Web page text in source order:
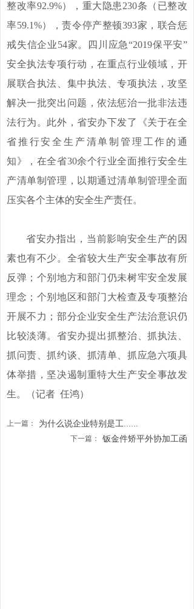
整改率92.9%），重大隐患230条（已整改
率59.1%），责令停产整顿393家，联合惩
戒失信企业54家。四川应急“2019保平安”
安全执法专项行动，在重点行业领域，开
展联合执法、集中执法、专项执法，攻坚
解决一批突出问题，依法惩治一批非法违
法行为。此外，省安办下发了《关于在全
省推行安全生产清单制管理工作的通
知》，在全省30余个行业全面推行安全生
产清单制管理，以期通过清单制管理全面
压实各个主体的安全生产责任。
省安办指出，当前影响安全生产的因
素也有不少。全省较大生产安全事故有所
反弹；个别地方和部门仍未树牢安全发展
理念；个别地区和部门大检查及专项整治
开展不力；部分企业安全生产法治意识仍
比较淡薄。省安办提出抓整治、抓执法、
抓问责、抓约谈、抓清单、抓应急六项具
体举措，坚决遏制重特大生产安全事故发
生。
（记者 任鸿）
上一篇： 为什么说企业特别是工......
下一篇： 钣金件矫平外协加工函